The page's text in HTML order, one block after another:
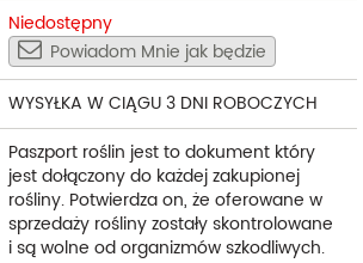
Niedostępny
Powiadom Mnie jak będzie
WYSYŁKA W CIĄGU 3 DNI ROBOCZYCH
Paszport roślin jest to dokument który
jest dołączony do każdej zakupionej
rośliny. Potwierdza on, że oferowane w
sprzedaży rośliny zostały skontrolowane
i są wolne od organizmów szkodliwych.